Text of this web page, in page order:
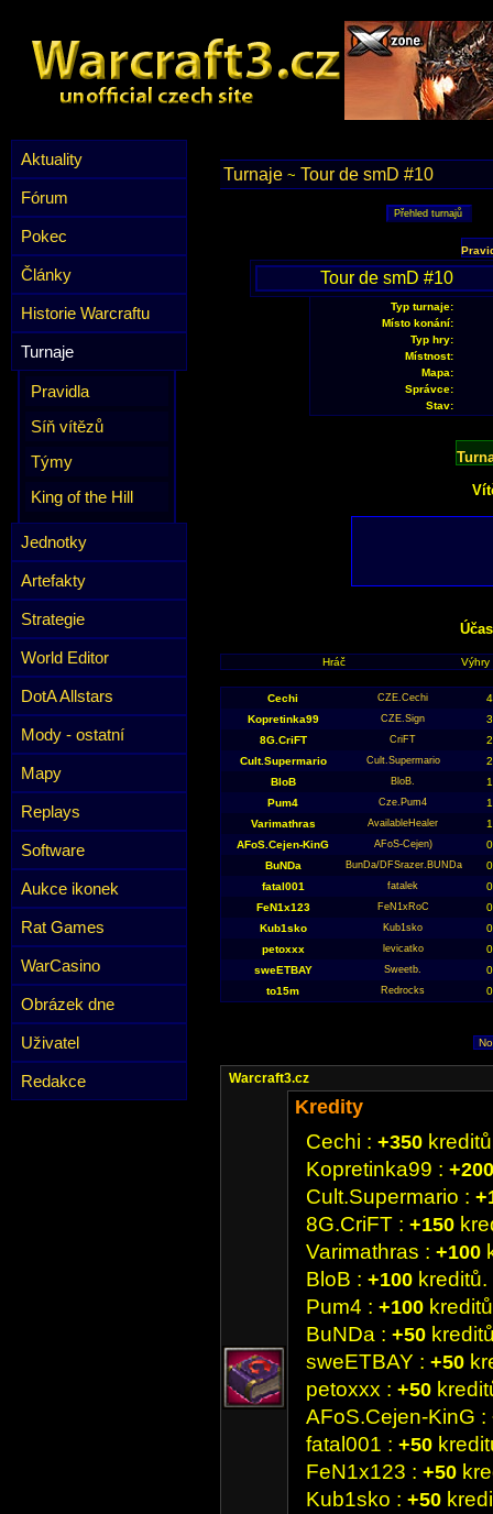
Aktuality
Fórum
Pokec
Články
Historie Warcraftu
Turnaje
Pravidla
Síň vítězů
Týmy
King of the Hill
Jednotky
Artefakty
Strategie
World Editor
DotA Allstars
Mody - ostatní
Mapy
Replays
Software
Aukce ikonek
Rat Games
WarCasino
Obrázek dne
Uživatel
Redakce
Turnaje ~ Tour de smD #10
Tour de smD #10
Typ turnaje:
Místo konání:
Typ hry:
Místnost:
Mapa:
Správce:
Stav:
Hráč Výhry
Cechi CZE.Cechi
4
Kopretinka99
CZE.Sign
3
8G.CriFT
CriFT
2
Cult.Supermario
Cult.Supermario
2
BloB
BloB.
1
Pum4
Cze.Pum4
1
Varimathras
AvailableHealer
1
AFoS.Cejen-KinG
AFoS-Cejen)
0
BuNDa
BunDa/DFSrazer.BUNDa
0
fatal001
fatalek
0
FeN1x123
FeN1xRoC
0
Kub1sko
Kub1sko
0
petoxxx
levicatko
0
sweETBAY
Sweetb.
0
to15m
Redrocks 0
Warcraft3.cz
Kredity
Cechi : +350
Kopretinka99 : +200
Cult.Supermario :
8G.CriFT : +150
Varimathras : +100
BloB : +100 kreditů.
Pum4 : +100
BuNDa : +50
sweETBAY : +50
petoxxx : +50
AFoS.Cejen-KinG :
fatal001 : +50
FeN1x123 : +50
Kub1sko : +50